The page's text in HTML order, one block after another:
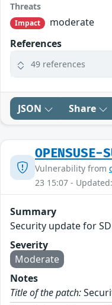
Threats
Impact
moderate
References
49 references
JSON Share
Vulnerability from
23 15:07 -
Summary
Security update for
Severity
Moderate
Notes
Title of the patch: